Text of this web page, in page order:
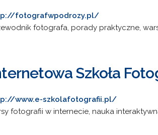
fotografwpodrozy.pl/
fotografa, porady praktyczne,
Szkoła
www.e-szkolafotografii.pl/
fotografii w internecie, nauka